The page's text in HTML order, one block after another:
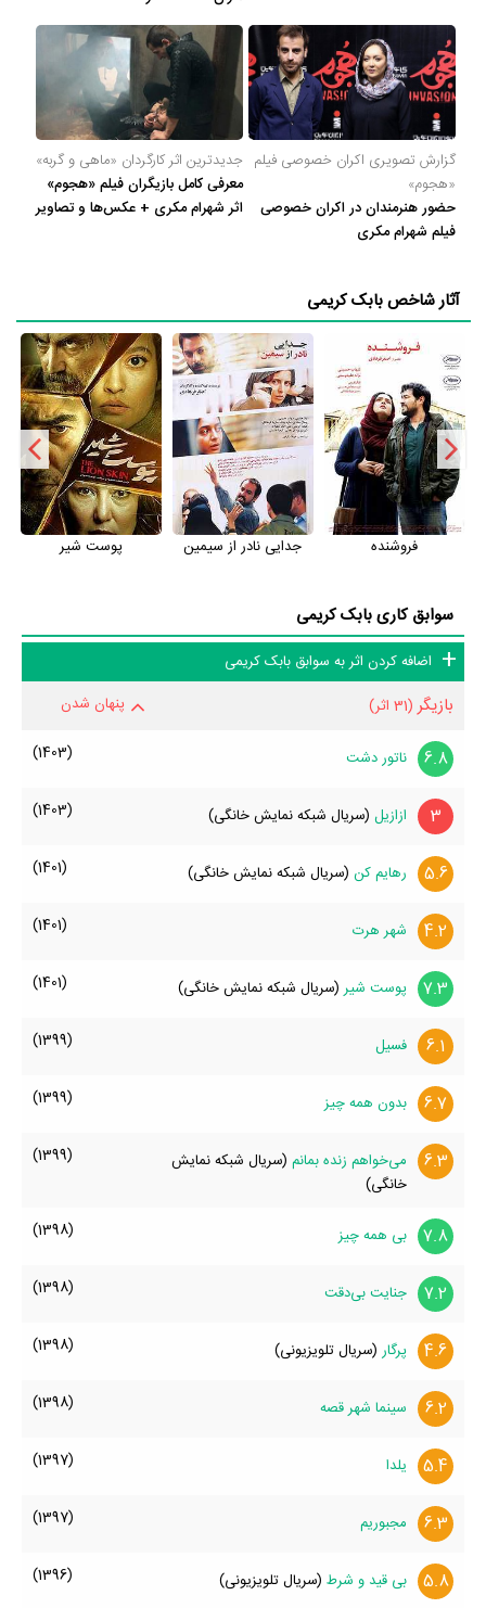
بدون این‌که دیگران من را نگاه کنند.»
گزارش تصویری اکران خصوصی فیلم
«هجوم»
حضور هنرمندان در اکران خصوصی
فیلم شهرام مکری
جدیدترین اثر کارگردان «ماهی و گربه»
معرفی کامل بازیگران فیلم «هجوم»
اثر شهرام مکری + عکس‌ها و تصاویر
آثار شاخص بابک کریمی
فروشنده جدایی نادر از سیمین پوست شیر
سوابق کاری بابک کریمی
اضافه کردن اثر به سوابق بابک کریمی
بازیگر (31 اثر) پنهان شدن
6.8 ناتور دشت (1403)
3 ازازیل (سریال شبکه نمایش خانگی) (1403)
5.6 رهایم کن (سریال شبکه نمایش خانگی) (1401)
4.2 شهر هرت (1401)
7.3 پوست شیر (سریال شبکه نمایش خانگی) (1401)
6.1 فسیل (1399)
6.7 بدون همه چیز (1399)
6.3 می‌خواهم زنده بمانم (سریال شبکه نمایش
خانگی)
(1399)
7.8 بی همه چیز (1398)
7.2 جنایت بی‌دقت (1398)
4.6 پرگار (سریال تلویزیونی) (1398)
6.2 سینما شهر قصه (1398)
5.4 یلدا (1397)
6.3 مجبوریم (1397)
5.8 بی قید و شرط (سریال تلویزیونی) (1396)